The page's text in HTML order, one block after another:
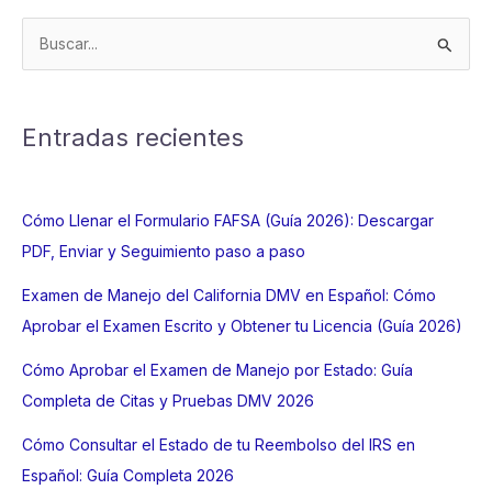
p
o
Entradas recientes
Cómo Llenar el Formulario FAFSA (Guía 2026): Descargar
PDF, Enviar y Seguimiento paso a paso
Examen de Manejo del California DMV en Español: Cómo
Aprobar el Examen Escrito y Obtener tu Licencia (Guía 2026)
Cómo Aprobar el Examen de Manejo por Estado: Guía
Completa de Citas y Pruebas DMV 2026
Cómo Consultar el Estado de tu Reembolso del IRS en
Español: Guía Completa 2026